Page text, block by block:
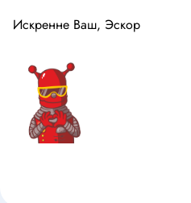
Искренне Ваш, Эскор